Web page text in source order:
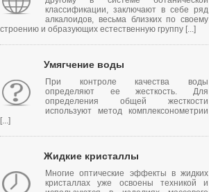
классификации, заключают в себе ряд
алкалоидов, весьма близких по своему
строению и образующих естественную группу [...]
Умягчение воды
При контроле качества воды
определяют ее жесткость. Для
определения общей жесткости
используют метод комплексонометрии
[...]
Жидкие кристаллы
Многие оптические эффекты в жидких
кристаллах уже освоены техникой и